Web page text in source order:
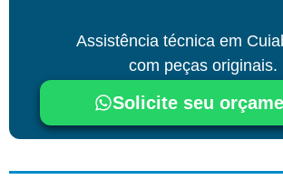
Assistência técnica em
com peças originais.
Solicite seu